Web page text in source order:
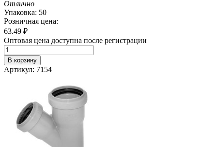
Отлично
Упаковка: 50
Розничная цена:
63.49 ₽
Оптовая цена доступна после регистрации
В корзину
Артикул: 7154